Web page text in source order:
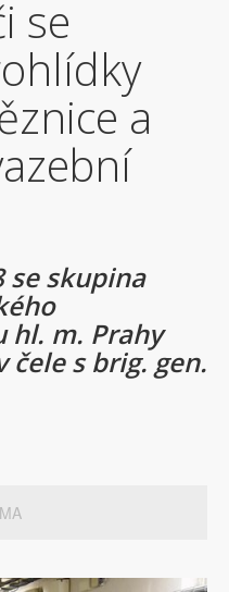
se
a
se skupina
hl. m. Prahy
čele s brig. gen.